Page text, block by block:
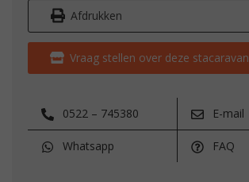
Afdrukken
Vraag stellen over deze stacaravan
0522 – 745380 E-mail
Whatsapp FAQ